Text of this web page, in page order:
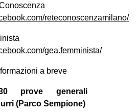
reteconoscenzamilano/
gea.femminista/
a breve
prove generali
(Parco Sempione)